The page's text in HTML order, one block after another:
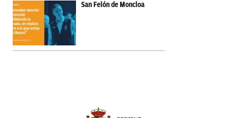
San Felón de Moncloa